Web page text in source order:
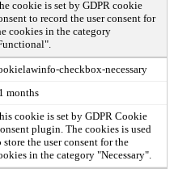
cookie is set by GDPR cookie
to record the user consent for
cookies in the category
checkbox-necessary
months
cookie is set by GDPR Cookie
plugin. The cookies is used
store the user consent for the
in the category "Necessary".